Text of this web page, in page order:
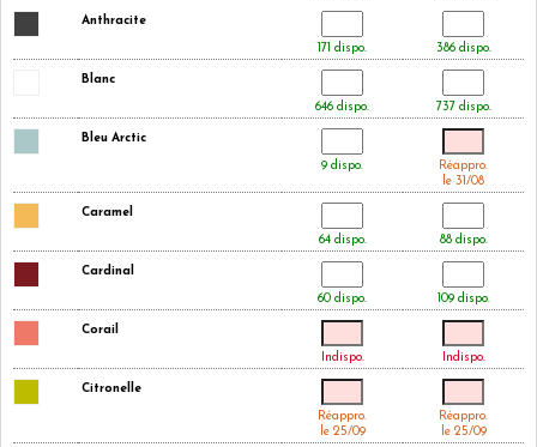
Anthracite
171 dispo. 386 dispo.
Blanc
646 dispo. 737 dispo.
Bleu Arctic
9 dispo.
Réappro.
le 31/08
Caramel
64 dispo. 88 dispo.
Cardinal
60 dispo. 109 dispo.
Corail
Indispo. Indispo.
Citronelle
Réappro.
le 25/09
Réappro.
le 25/09